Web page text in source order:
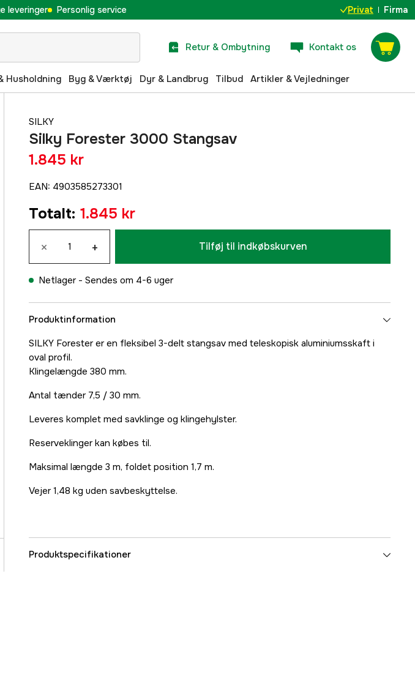
leveringer Personlig service Privat Firma
Retur & Ombytning Kontakt os
Husholdning Byg & Værktøj Dyr & Landbrug Tilbud Artikler & Vejledninger
SILKY
Silky Forester 3000 Stangsav
1.845 kr
EAN: 4903585273301
Totalt: 1.845 kr
× + Tilføj til indkøbskurven
Netlager - Sendes om 4-6 uger
Produktinformation
SILKY Forester er en fleksibel 3-delt stangsav med teleskopisk aluminiumsskaft i
oval profil.
Klingelængde 380 mm.
Antal tænder 7,5 / 30 mm.
Leveres komplet med savklinge og klingehylster.
Reserveklinger kan købes til.
Maksimal længde 3 m, foldet position 1,7 m.
Vejer 1,48 kg uden savbeskyttelse.
Produktspecifikationer